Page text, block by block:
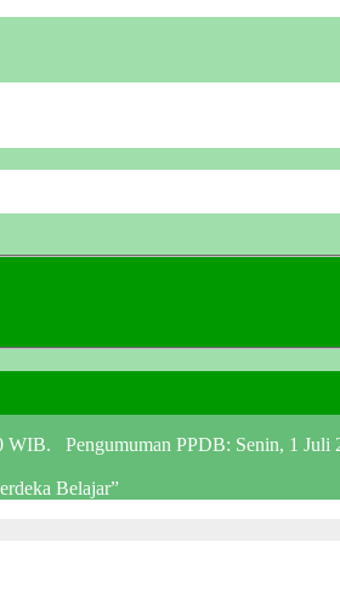
WIB. Pengumuman PPDB: Senin, 1 Juli
Belajar”